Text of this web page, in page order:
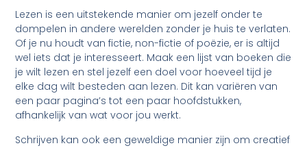
Lezen is een uitstekende manier om jezelf onder te
dompelen in andere werelden zonder je huis te verlaten.
Of je nu houdt van fictie, non-fictie of poëzie, er is altijd
wel iets dat je interesseert. Maak een lijst van boeken die
je wilt lezen en stel jezelf een doel voor hoeveel tijd je
elke dag wilt besteden aan lezen. Dit kan variëren van
een paar pagina’s tot een paar hoofdstukken,
afhankelijk van wat voor jou werkt.
Schrijven kan ook een geweldige manier zijn om creatief